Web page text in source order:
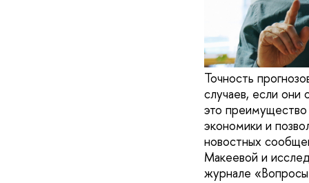
Точность
случаев, если
это
экономики и
новостных
Макеевой и
журнале